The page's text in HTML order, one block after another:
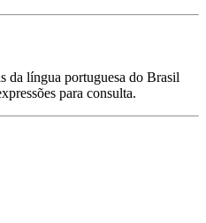
da língua portuguesa do Brasil
para consulta.